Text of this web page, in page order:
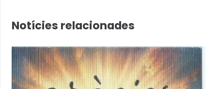
Notícies relacionades